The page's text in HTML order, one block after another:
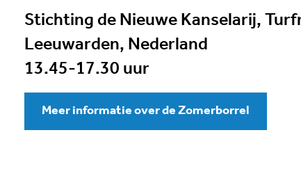
Stichting de Nieuwe Kanselarij,
Leeuwarden, Nederland
13.45-17.30 uur
Meer informatie over de Zomerborrel